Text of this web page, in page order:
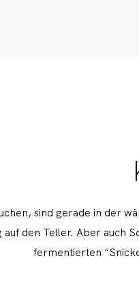
sind gerade in der
den Teller. Aber auch
fermentierten